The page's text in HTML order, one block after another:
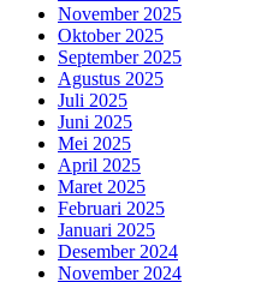
November 2025
Oktober 2025
September 2025
Agustus 2025
Juli 2025
Juni 2025
Mei 2025
April 2025
Maret 2025
Februari 2025
Januari 2025
Desember 2024
November 2024